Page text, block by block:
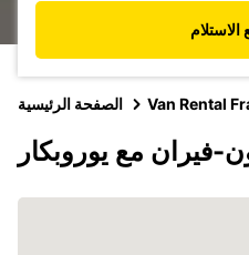
الصفحة الرئيسية Van Rental
فيران مع يوروبكار